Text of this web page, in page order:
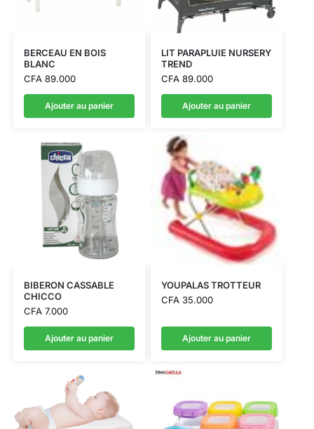
BERCEAU EN BOIS
BLANC
CFA89.000
Ajouter au panier
LIT PARAPLUIE NURSERY
TREND
CFA89.000
Ajouter au panier
BIBERON CASSABLE
CHICCO
CFA7.000
Ajouter au panier
YOUPALAS TROTTEUR
CFA35.000
Ajouter au panier